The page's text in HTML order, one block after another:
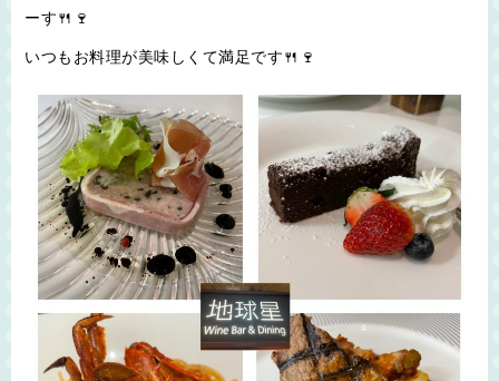
ーす🍴🍷
いつもお料理が美味しくて満足です🍴🍷